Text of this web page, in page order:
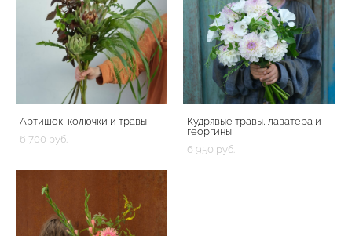
Артишок, колючки и травы
6 700 pуб.
Кудрявые травы, лаватера и
георгины
6 950 pуб.